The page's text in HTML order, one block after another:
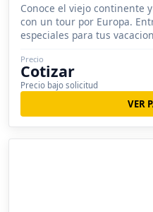
Conoce el viejo continente
con un tour por Europa.
especiales para tus
Precio
Cotizar
Precio bajo solicitud
VER